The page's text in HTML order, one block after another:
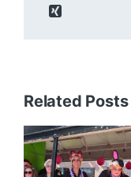
Related Posts